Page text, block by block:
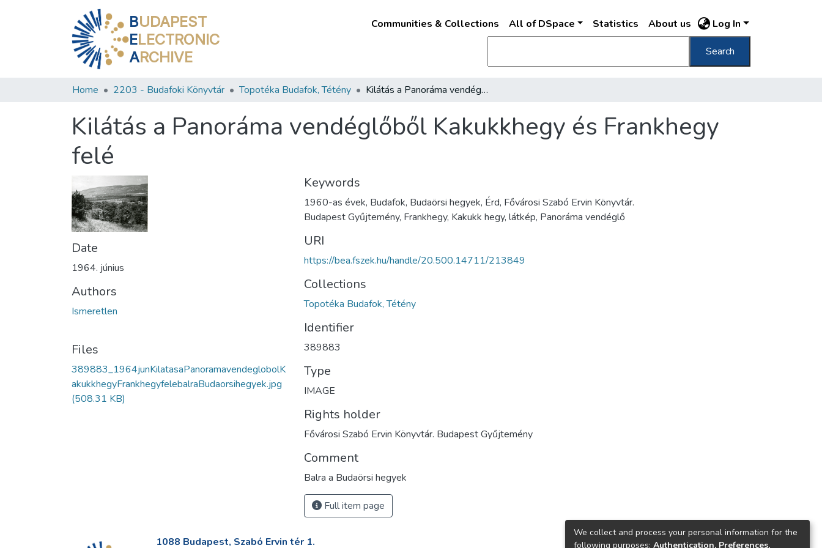
BUDAPEST
ELECTRONIC
ARCHIVE
Communities & Collections All of DSpace Statistics About us Log In
Search
Home 2203 - Budafoki Könyvtár Topotéka Budafok, Tétény Kilátás a Panoráma vendéglőből Kakukkhegy és Frankhegy felé
Kilátás a Panoráma vendéglőből Kakukkhegy és Frankhegy
felé
Date
1964. június
Authors
Ismeretlen
Files
389883_1964junKilatasaPanoramavendeglobolK
akukkhegyFrankhegyfelebalraBudaorsihegyek.jpg
(508.31 KB)
Keywords
1960-as évek, Budafok, Budaörsi hegyek, Érd, Fővárosi Szabó Ervin Könyvtár.
Budapest Gyűjtemény, Frankhegy, Kakukk hegy, látkép, Panoráma vendéglő
URI
https://bea.fszek.hu/handle/20.500.14711/213849
Collections
Topotéka Budafok, Tétény
Identifier
389883
Type
IMAGE
Rights holder
Fővárosi Szabó Ervin Könyvtár. Budapest Gyűjtemény
Comment
Balra a Budaörsi hegyek
Full item page
1088 Budapest, Szabó Ervin tér 1.
We collect and process your personal information for the
following purposes: Authentication, Preferences,